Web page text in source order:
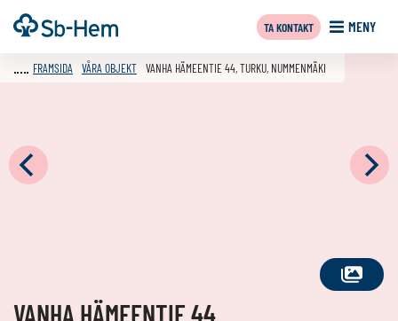
Till
innehållet
Framsida MENY
TA KONTAKT
SE
FRAMSIDA VÅRA OBJEKT VANHA HÄMEENTIE 44, TURKU, NUMMENMÄKI
VANHA HÄMEENTIE 44